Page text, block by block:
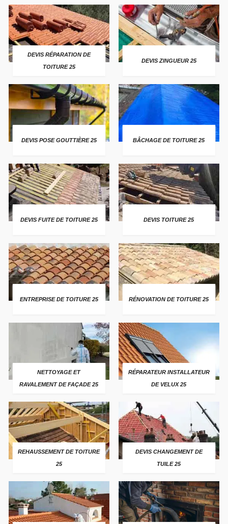
DEVIS RÉPARATION DE
TOITURE 25
DEVIS ZINGUEUR 25
DEVIS POSE GOUTTIÈRE 25 BÂCHAGE DE TOITURE 25
DEVIS FUITE DE TOITURE 25 DEVIS TOITURE 25
ENTREPRISE DE TOITURE 25 RÉNOVATION DE TOITURE 25
NETTOYAGE ET
RAVALEMENT DE FAÇADE 25
RÉPARATEUR INSTALLATEUR
DE VELUX 25
REHAUSSEMENT DE TOITURE
25
DEVIS CHANGEMENT DE
TUILE 25